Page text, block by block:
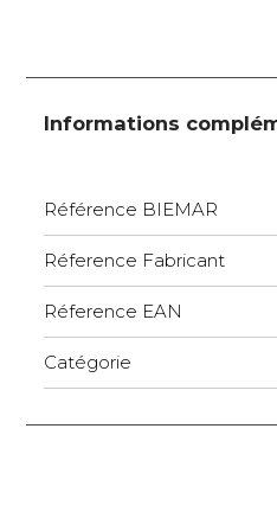
Informations
Référence BIEMAR
Réference Fabricant
Réference EAN
Catégorie